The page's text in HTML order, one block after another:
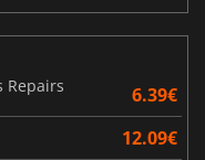
Repairs
6.39€
12.09€